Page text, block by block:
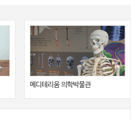
메디테리움 의학박물관